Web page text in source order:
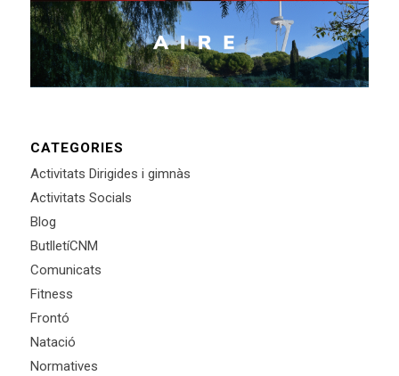
CATEGORIES
Activitats Dirigides i gimnàs
Activitats Socials
Blog
ButlletíCNM
Comunicats
Fitness
Frontó
Natació
Normatives